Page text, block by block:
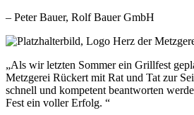
– Peter Bauer, Rolf Bauer GmbH
„Als wir letzten Sommer ein Grillfest
Metzgerei Rückert mit Rat und Tat zur
schnell und kompetent beantworten
Fest ein voller Erfolg. “